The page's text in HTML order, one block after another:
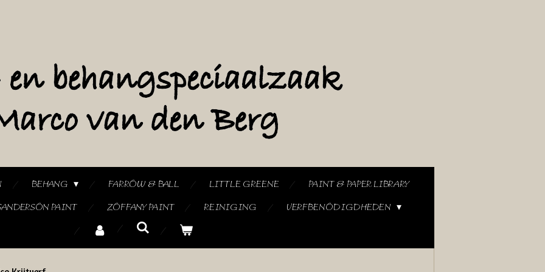
BEHANG FARROW & BALL LITTLE GREENE
PAINT & PAPER LIBRARY
PAINT ZOFFANY PAINT REINIGING VERFBENODIGDHEDEN